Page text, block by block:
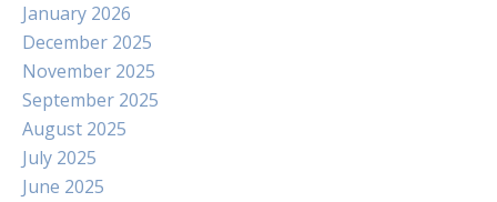
January 2026
December 2025
November 2025
September 2025
August 2025
July 2025
June 2025